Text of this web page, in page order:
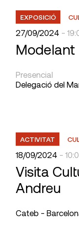
EXPOSICIÓ
27/09/2024 -
Presencial
Delegació del
ACTIVITAT
18/09/2024 -
Visita
Andreu
Cateb -